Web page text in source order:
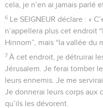
cela, je n’en ai jamais parlé
6 Le SEIGNEUR déclare : «
n’appellera plus cet endroit
Hinnom”, mais “la vallée du
7 À cet endroit, je détruirai
Jérusalem. Je ferai tomber
leurs ennemis. Je me
Je donnerai leurs corps aux
qu’ils les dévorent.